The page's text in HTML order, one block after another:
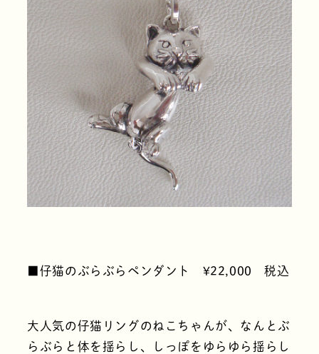
■仔猫のぶらぶらペンダント ¥22,000 税込
大人気の仔猫リングのねこちゃんが、なんとぶ
らぶらと体を揺らし、しっぽをゆらゆら揺らし